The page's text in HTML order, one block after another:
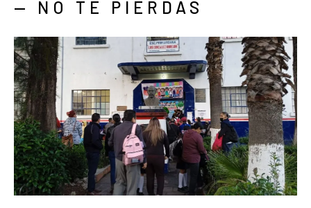
— NO TE PIERDAS